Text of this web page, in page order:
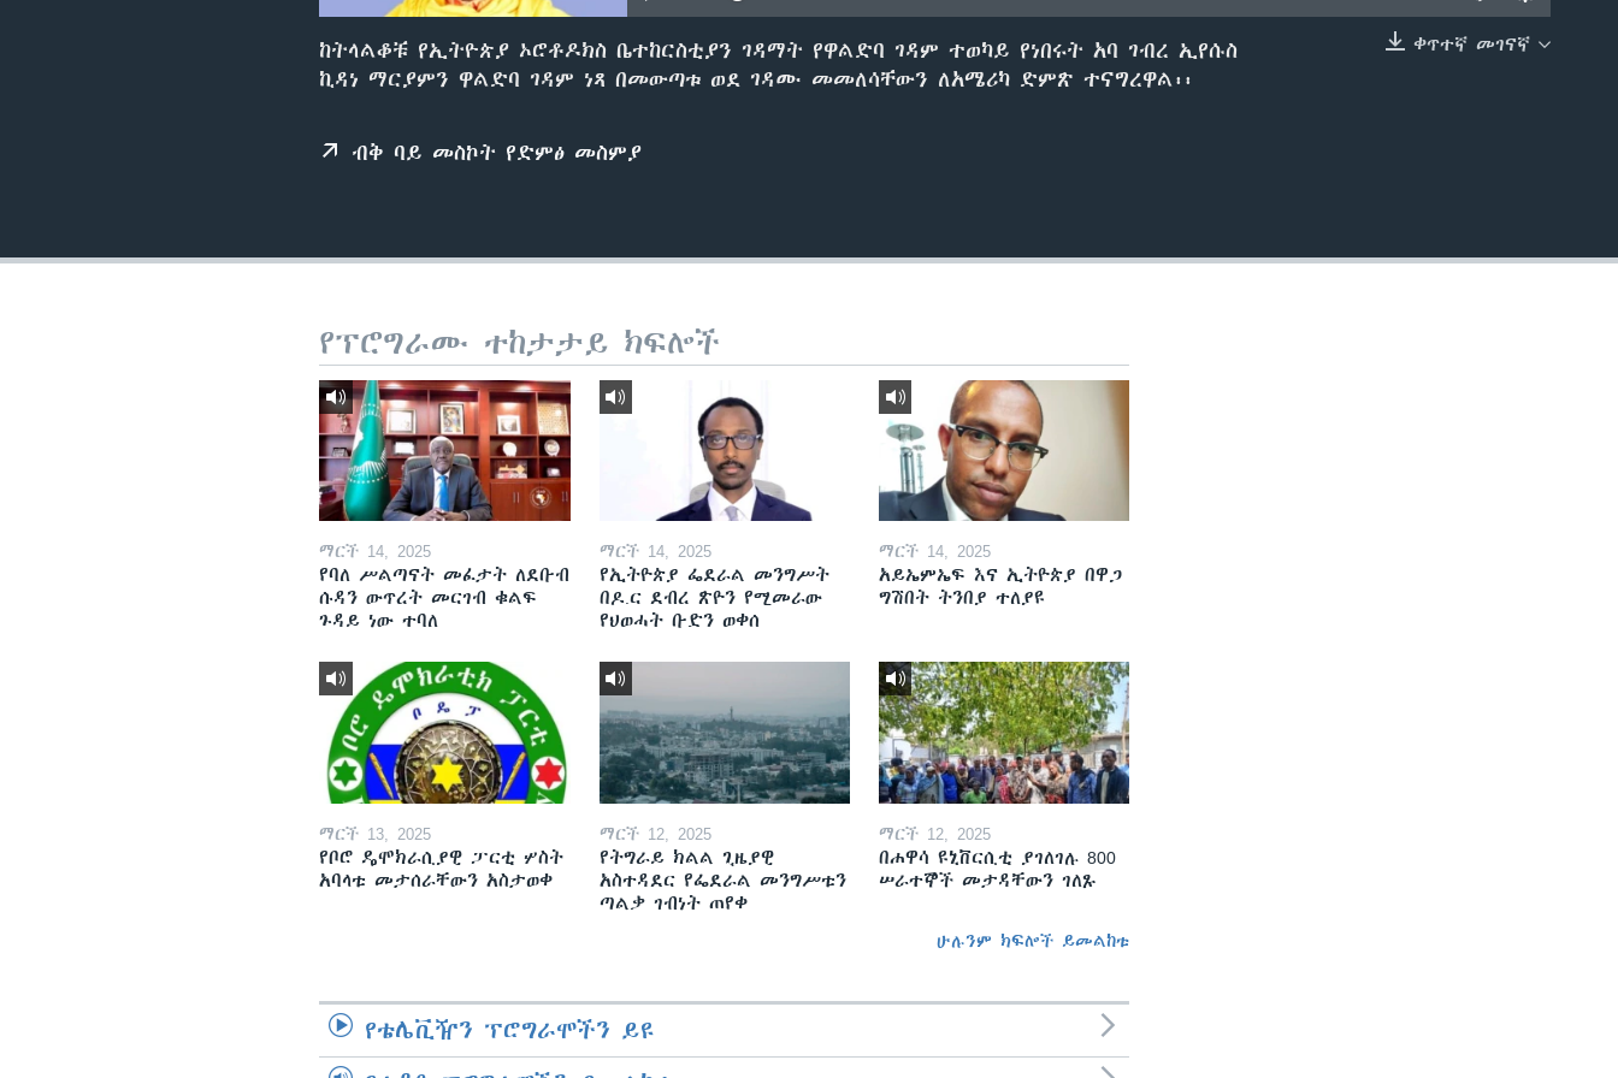
ቀጥተኛ መገናኛ
ከትላልቆቹ የኢትዮጵያ ኦሮቶዶክስ ቤተከርስቲያን ገዳማት የዋልድባ ገዳም ተወካይ የነበሩት አባ ገብረ ኢየሱስ
ኪዳነ ማርያምን ዋልድባ ገዳም ነጻ በመውጣቱ ወደ ገዳሙ መመለሳቸውን ለአሜሪካ ድምጽ ተናግረዋል፡፡
ብቅ ባይ መስኮት የድምፅ መስምያ
የፕሮግራሙ ተከታታይ ክፍሎች
ማርች 14, 2025
የባለ ሥልጣናት መፈታት ለደቡብ
ሱዳን ውጥረት መርገብ ቁልፍ
ጉዳይ ነው ተባለ
ማርች 14, 2025
የኢትዮጵያ ፌደራል መንግሥት
በዶ.ር ደብረ ጽዮን የሚመራው
የህወሓት ቡድን ወቀሰ
ማርች 14, 2025
አይኤምኤፍ እና ኢትዮጵያ በዋጋ
ግሽበት ትንበያ ተለያዩ
ማርች 13, 2025
የቦሮ ዴሞክራሲያዊ ፓርቲ ሦስት
አባላቱ መታሰራቸውን አስታወቀ
ማርች 12, 2025
የትግራይ ክልል ጊዜያዊ
አስተዳደር የፌደራል መንግሥቱን
ጣልቃ ገብነት ጠየቀ
ማርች 12, 2025
በሐዋሳ ዩኒቨርሲቲ ያገለገሉ 800
ሠራተኞች መታዳቸውን ገለጹ
ሁሉንም ክፍሎች ይመልከቱ
የቴሌቪዥን ፕሮግራሞችን ይዩ